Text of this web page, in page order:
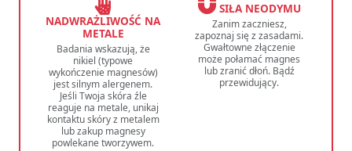
NADWRAŻLIWOŚĆ NA
METALE
Badania wskazują, że
nikiel (typowe
wykończenie magnesów)
jest silnym alergenem.
Jeśli Twoja skóra źle
reaguje na metale, unikaj
kontaktu skóry z metalem
lub zakup magnesy
powlekane tworzywem.
SIŁA NEODYMU
Zanim zaczniesz,
zapoznaj się z zasadami.
Gwałtowne złączenie
może połamać magnes
lub zranić dłoń. Bądź
przewidujący.